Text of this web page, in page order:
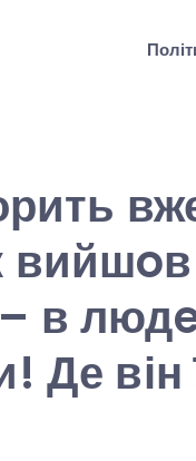
в
Де він